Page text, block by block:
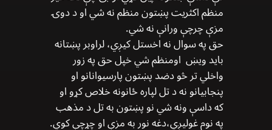
منظم اکثریت پښتون منظم نه شي او د دوۍ
مزې چرچې ورانې نه شي.
حق په سوال نه اخستل کیږي، لراوبر پښتانه
باید ویښ اومنظم شي خپل حق په زور
واخلي تر څو دضد پښتون پارسیوانانو او
پنجابیانو نه د تل لپاره ځانونه خلاص کړو او
که داسې ونه شي نو پښتون به تل د مذهب
په نوم غولیږي،دغه نور به مزې او چړچې کوي.